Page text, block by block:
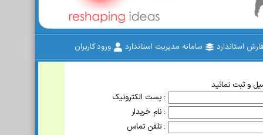
استاندارد سامانه مدیریت استاندارد ورود کاربران
و ثبت نمائید
پست الکترونیک :
نام خریدار :
تلفن تماس :